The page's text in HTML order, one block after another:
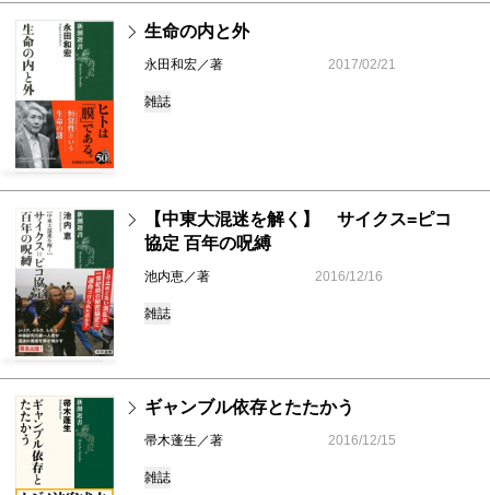
生命の内と外
永田和宏／著 2017/02/21
雑誌
【中東大混迷を解く】 サイクス=ピコ
協定 百年の呪縛
池内恵／著 2016/12/16
雑誌
ギャンブル依存とたたかう
帚木蓬生／著 2016/12/15
雑誌